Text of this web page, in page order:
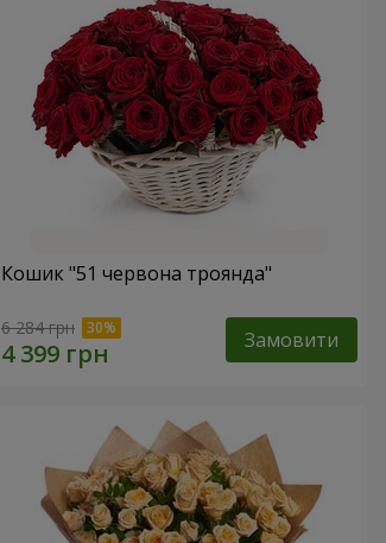
Кошик "51 червона троянда"
6 284 грн Замовити